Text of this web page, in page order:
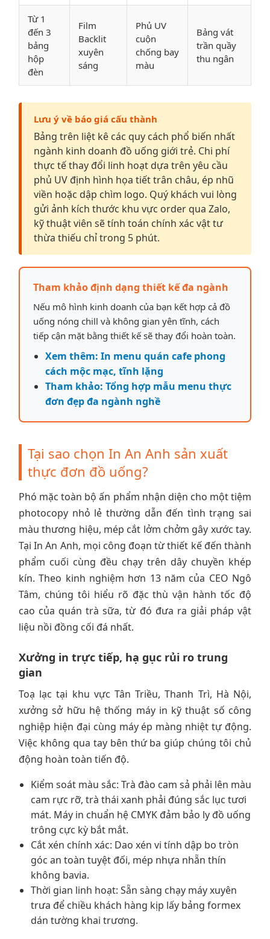
Từ 1
đến 3
bảng
hộp
đèn
Film
Backlit
xuyên
sáng
Phủ UV
cuộn
chống bay
màu
Bảng vát
trần quầy
thu ngân
Lưu ý về báo giá cấu thành
Bảng trên liệt kê các quy cách phổ biến nhất
ngành kinh doanh đồ uống giới trẻ. Chi phí
thực tế thay đổi linh hoạt dựa trên yêu cầu
phủ UV định hình họa tiết trân châu, ép nhũ
viền hoặc dập chìm logo. Quý khách vui lòng
gửi ảnh kích thước khu vực order qua Zalo,
kỹ thuật viên sẽ tính toán chính xác vật tư
thừa thiếu chỉ trong 5 phút.
Tham khảo định dạng thiết kế đa ngành
Nếu mô hình kinh doanh của bạn kết hợp cả đồ
uống nóng chill và không gian yên tĩnh, cách
tiếp cận mặt bằng thiết kế sẽ thay đổi hoàn toàn.
Xem thêm: In menu quán cafe phong
cách mộc mạc, tĩnh lặng
Tham khảo: Tổng hợp mẫu menu thực
đơn đẹp đa ngành nghề
Tại sao chọn In An Anh sản xuất
thực đơn đồ uống?
Phó mặc toàn bộ ấn phẩm nhận diện cho một tiệm
photocopy nhỏ lẻ thường dẫn đến tình trạng sai
màu thương hiệu, mép cắt lởm chởm gây xước tay.
Tại In An Anh, mọi công đoạn từ thiết kế đến thành
phẩm cuối cùng đều chạy trên dây chuyền khép
kín. Theo kinh nghiệm hơn 13 năm của CEO Ngô
Tâm, chúng tôi hiểu rõ đặc thù vận hành tốc độ
cao của quán trà sữa, từ đó đưa ra giải pháp vật
liệu nồi đồng cối đá nhất.
Xưởng in trực tiếp, hạ gục rủi ro trung
gian
Toạ lạc tại khu vực Tân Triều, Thanh Trì, Hà Nội,
xưởng sở hữu hệ thống máy in kỹ thuật số công
nghiệp hiện đại cùng máy ép màng nhiệt tự động.
Việc không qua tay bên thứ ba giúp chúng tôi chủ
động hoàn toàn tiến độ.
Kiểm soát màu sắc: Trà đào cam sả phải lên màu
cam rực rỡ, trà thái xanh phải đúng sắc lục tươi
mát. Máy in chuẩn hệ CMYK đảm bảo ly đồ uống
trông cực kỳ bắt mắt.
Cắt xén chính xác: Dao xén vi tính dập bo tròn
góc an toàn tuyệt đối, mép nhựa nhẵn thín
không bavia.
Thời gian linh hoạt: Sẵn sàng chạy máy xuyên
trưa để chiều khách hàng kịp lấy bảng formex
dán tường khai trương.